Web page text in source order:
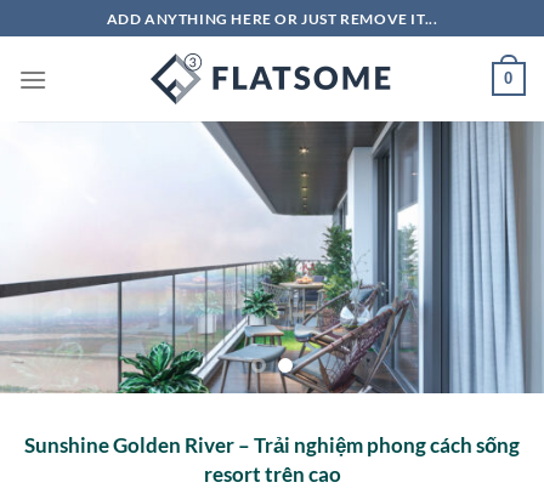
to
content
ADD ANYTHING HERE OR JUST REMOVE IT...
0
Sunshine Golden River – Trải nghiệm phong cách sống
resort trên cao